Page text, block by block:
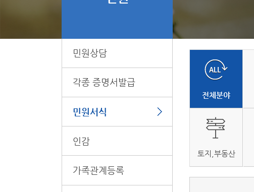
민원상담
각종 증명서발급
민원서식
인감
가족관계등록
전체분야
토지,부동산